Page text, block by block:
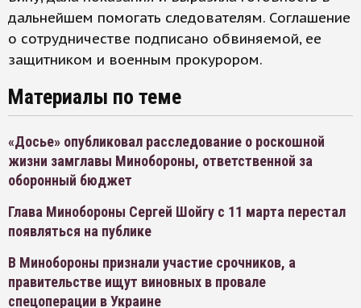
дальнейшем помогать следователям. Соглашение
о сотрудничестве подписано обвиняемой, ее
защитником и военным прокурором.
Материалы по теме
«Досье» опубликовал расследование о роскошной
жизни замглавы Минобороны, ответственной за
оборонный бюджет
Глава Минобороны Сергей Шойгу с 11 марта перестал
появляться на публике
В Минобороны признали участие срочников, а
правительстве ищут виновных в провале
спецоперации в Украине